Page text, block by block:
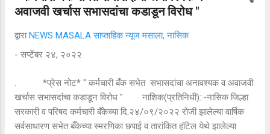
असे दोन्ही अभ्यासक्रम याठिकाणी घेतले जातात. येथील
खेळ, संशोधन कॅम्पस इंटरव्ह्यू आदींना महत्व दिले जात
असून निसर्गाच्या सान्निध्यात असलेल्या या कॅम्पसमध्ये
हॉस्पिटलमध्ये उपचारासाठी येणाऱ्या रुग्णांमध्ये बहुतांश रुग्ण
आर्थिक दुर्बल घटकातील आहेत. या रुग्णांना डॉक्टरांनी
दिलेल्या गोळ्या ...
अवाजवी खर्चास सभासदांचा कडाडून विरोध "
द्वाराNEWS MASALA साप्ताहिक न्यूज मसाला, नासिक
- सप्टेंबर २४, २०२२
. *प्रेस नोट* " कर्मचारी बँक सभेत सभासदांचा अनावश्यक व अवाजवी
खर्चास सभासदांचा कडाडून विरोध " नाशिक(प्रतिनिधी)::-नासिक जिल्हा
सरकारी व परिषद कर्मचारी बँकेच्या दि.२४/०९/२०२२ रोजी झालेल्या वार्षिक
सर्वसाधारण सभेत बँकेच्या स्मरणिका छपाई व तारांकित हॉटेल येथे झालेल्या